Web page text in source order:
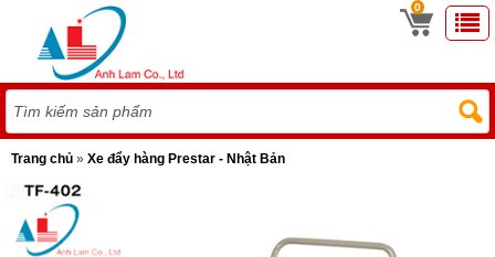
0
Trang chủ » Xe đẩy hàng Prestar - Nhật Bản